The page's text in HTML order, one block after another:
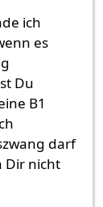
ich
es
Du
B1
darf
Dir nicht